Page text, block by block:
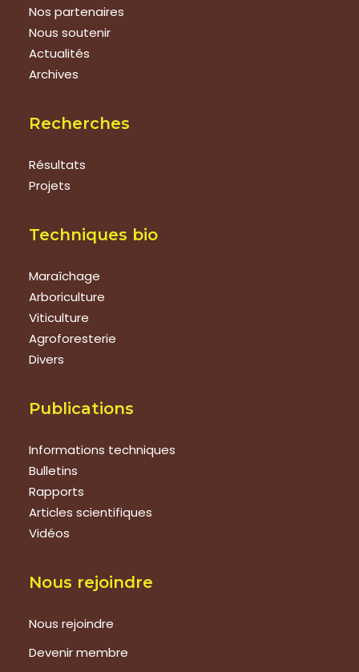
Nos partenaires
Nous soutenir
Actualités
Archives
Recherches
Résultats
Projets
Techniques bio
Maraîchage
Arboriculture
Viticulture
Agroforesterie
Divers
Publications
Informations techniques
Bulletins
Rapports
Articles scientifiques
Vidéos
Nous rejoindre
Nous rejoindre
Devenir membre